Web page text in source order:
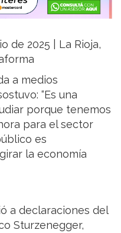
de 2025 | La Rioja,
a medios
“Es una
porque tenemos
para el sector
es
la economía
a declaraciones del
Sturzenegger,